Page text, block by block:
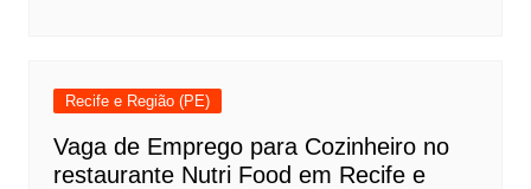
Recife e Região (PE)
Vaga de Emprego para Cozinheiro no
restaurante Nutri Food em Recife e